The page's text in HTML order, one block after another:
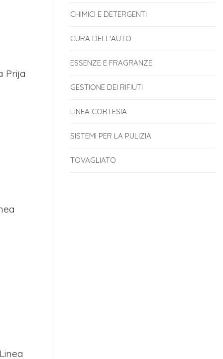
Prija
CHIMICI E DETERGENTI
CURA DELL'AUTO
ESSENZE E FRAGRANZE
GESTIONE DEI RIFIUTI
LINEA CORTESIA
SISTEMI PER LA PULIZIA
TOVAGLIATO